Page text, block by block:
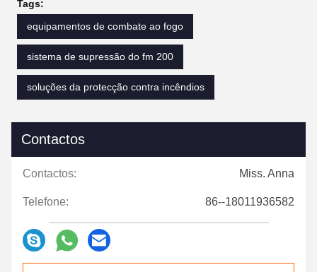
Tags:
equipamentos de combate ao fogo
sistema de supressão do fm 200
soluções da protecção contra incêndios
Contactos
Contactos: Miss. Anna
Telefone: 86--18011936582